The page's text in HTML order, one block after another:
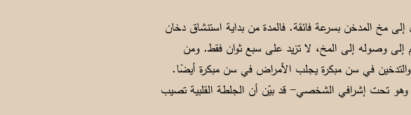
مخ المدخن بسرعة فائقة. فالمدة من بداية استنشاق دخان
إلى وصوله إلى المخ، لا تزيد على سبع ثوان فقط. ومن
في سن مبكرة يجلب الأمراض في سن مبكرة أيضًا.
المصابين بالجلطة القلبية في قطر منذ سنة 1991 حتى هذه السنة 2011 - وهو تحت إشرافي الشخصي- قد بيّن أن الجلطة القلبية تصيب